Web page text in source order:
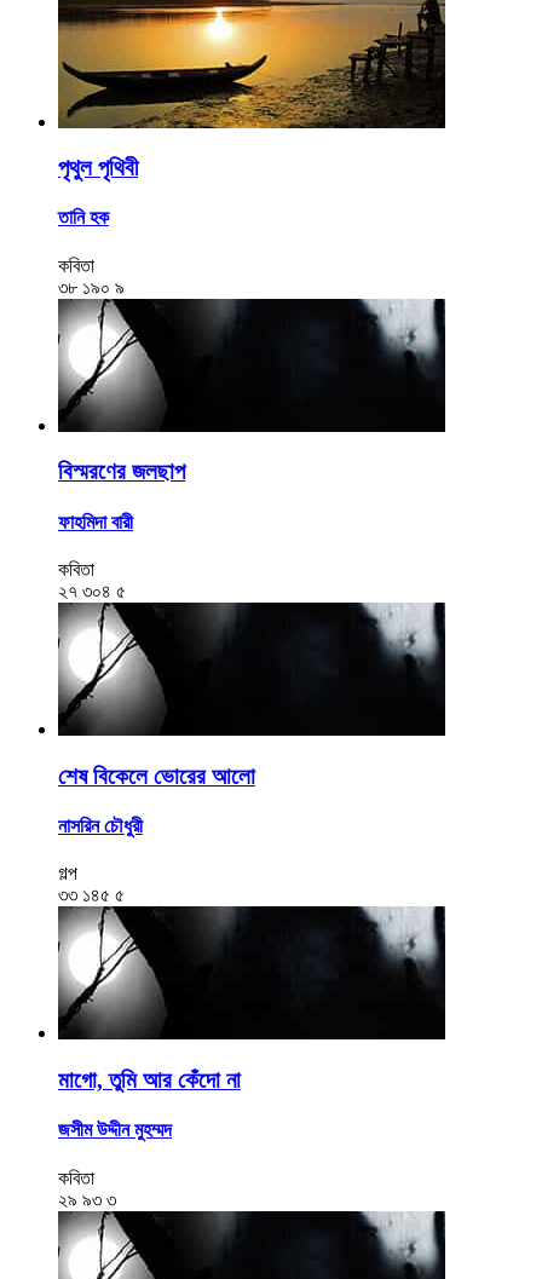
পৃথুল পৃথিবী
তানি হক
কবিতা
৩৮ ১৯০ ৯
বিস্মরণের জলছাপ
ফাহমিদা বারী
কবিতা
২৭ ৩০৪ ৫
শেষ বিকেলে ভোরের আলো
নাসরিন চৌধুরী
গল্প
৩৩ ১৪৫ ৫
মাগো, তুমি আর কেঁদো না
জসীম উদ্দীন মুহম্মদ
কবিতা
২৯ ৯৩ ৩